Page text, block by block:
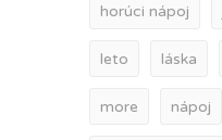
horúci nápoj
leto láska
more nápoj